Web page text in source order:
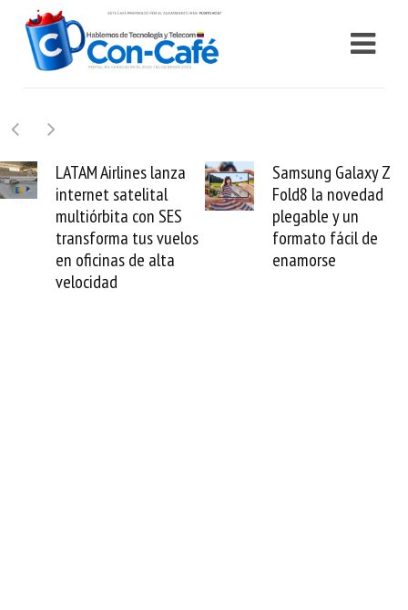
Airlines lanza
satelital
con SES
tus vuelos
de alta
Samsung Galaxy Z
Fold8 la novedad
plegable y un
formato fácil de